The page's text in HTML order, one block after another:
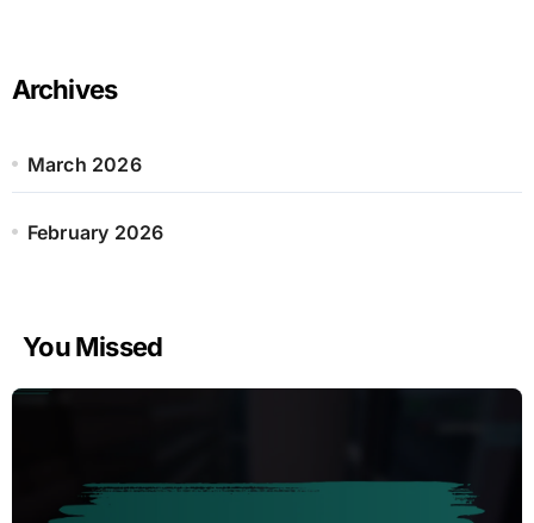
Archives
March 2026
February 2026
You Missed